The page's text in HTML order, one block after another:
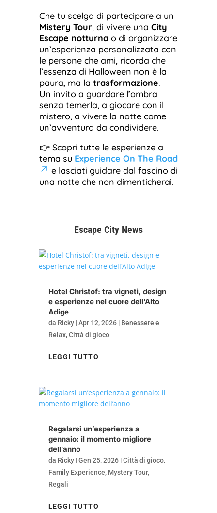
Che tu scelga di partecipare a un
Mistery Tour, di vivere una City
Escape notturnao di organizzare
un’esperienza personalizzata con
le persone che ami, ricorda che
l’essenza di Halloween non è la
paura, ma la trasformazione.
Un invito a guardare l’ombra
senza temerla, a giocare con il
mistero, a vivere la notte come
un’avventura da condividere.
👉 Scopri tutte le esperienze a
tema su Experience On The Road
e lasciati guidare dal fascino di
una notte che non dimenticherai.
Escape City News
Hotel Christof: tra vigneti, design
e esperienze nel cuore dell’Alto
Adige
da Ricky|Apr 12, 2026| Benessere e
Relax,Città di gioco
LEGGI TUTTO
Regalarsi un’esperienza a
gennaio: il momento migliore
dell’anno
da Ricky|Gen 25, 2026|Città di gioco,
Family Experience, Mystery Tour,
Regali
LEGGI TUTTO